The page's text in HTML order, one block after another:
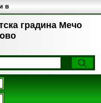
градина Мечо
в